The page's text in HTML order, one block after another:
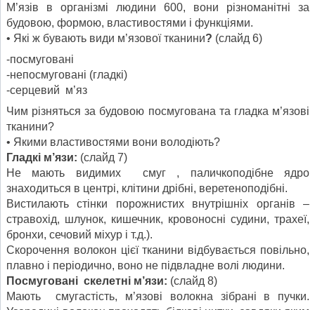
М’язів в організмі людини 600, вони різноманітні за
будовою, формою, властивостями і функціями.
• Які ж бувають види м’язової тканини? (слайд 6)
-посмуговані
-непосмуговані (гладкі)
-серцевий м’яз
Чим різняться за будовою посмугована та гладка м’язові
тканини?
• Якими властивостями вони володіють?
Гладкі м’язи: (слайд 7)
Не мають видимих смуг , паличкоподібне ядро
знаходиться в центрі, клітини дрібні, веретеноподібні.
Вистилають стінки порожнистих внутрішніх органів –
стравохід, шлунок, кишечник, кровоносні судини, трахеї,
бронхи, сечовий міхур і т.д.).
Скорочення волокон цієї тканини відбувається повільно,
плавно і періодично, воно не підвладне волі людини.
Посмуговані скелетні м’язи: (слайд 8)
Мають смугастість, м’язові волокна зібрані в пучки.